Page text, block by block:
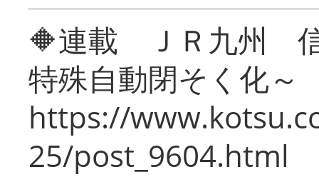
🔶連載 ＪＲ九州 信
特殊自動閉そく化～
https://
25/post_9604.html